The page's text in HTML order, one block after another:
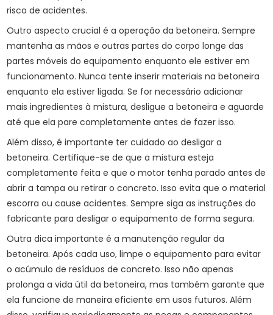
risco de acidentes.
Outro aspecto crucial é a operação da betoneira. Sempre
mantenha as mãos e outras partes do corpo longe das
partes móveis do equipamento enquanto ele estiver em
funcionamento. Nunca tente inserir materiais na betoneira
enquanto ela estiver ligada. Se for necessário adicionar
mais ingredientes à mistura, desligue a betoneira e aguarde
até que ela pare completamente antes de fazer isso.
Além disso, é importante ter cuidado ao desligar a
betoneira. Certifique-se de que a mistura esteja
completamente feita e que o motor tenha parado antes de
abrir a tampa ou retirar o concreto. Isso evita que o material
escorra ou cause acidentes. Sempre siga as instruções do
fabricante para desligar o equipamento de forma segura.
Outra dica importante é a manutenção regular da
betoneira. Após cada uso, limpe o equipamento para evitar
o acúmulo de resíduos de concreto. Isso não apenas
prolonga a vida útil da betoneira, mas também garante que
ela funcione de maneira eficiente em usos futuros. Além